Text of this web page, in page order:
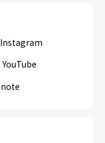
Instagram
YouTube
note